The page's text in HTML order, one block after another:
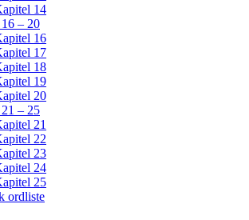
14
– 20
16
17
18
19
20
– 25
21
22
23
24
25
ordliste